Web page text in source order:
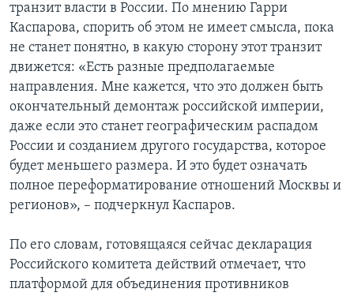
транзит власти в России. По мнению Гарри
Каспарова, спорить об этом не имеет смысла, пока
не станет понятно, в какую сторону этот транзит
движется: «Есть разные предполагаемые
направления. Мне кажется, что это должен быть
окончательный демонтаж российской империи,
даже если это станет географическим распадом
России и созданием другого государства, которое
будет меньшего размера. И это будет означать
полное переформатирование отношений Москвы и
регионов», – подчеркнул Каспаров.
По его словам, готовящаяся сейчас декларация
Российского комитета действий отмечает, что
платформой для объединения противников